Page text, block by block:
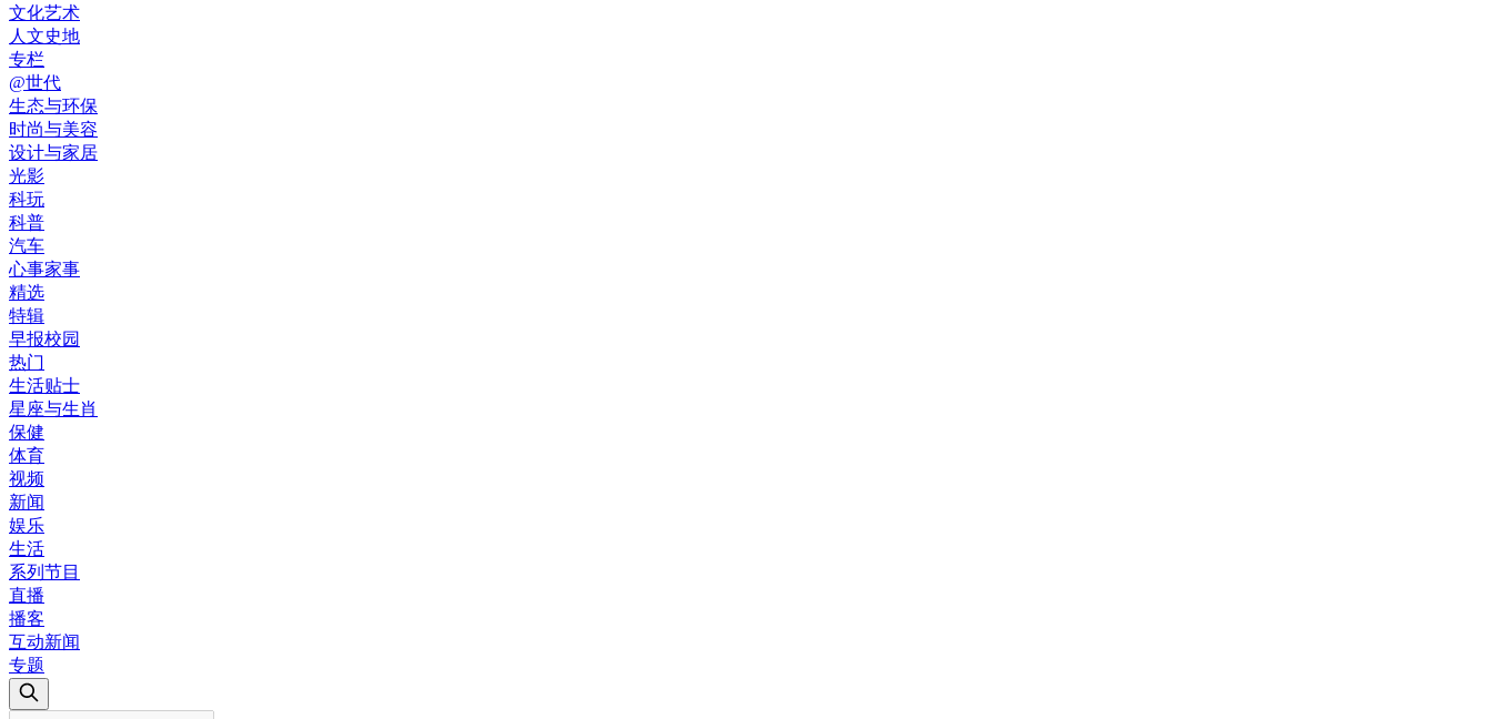
文化艺术
人文史地
专栏
@世代
生态与环保
时尚与美容
设计与家居
光影
科玩
科普
汽车
心事家事
精选
特辑
早报校园
热门
生活贴士
星座与生肖
保健
体育
视频
新闻
娱乐
生活
系列节目
直播
播客
互动新闻
专题